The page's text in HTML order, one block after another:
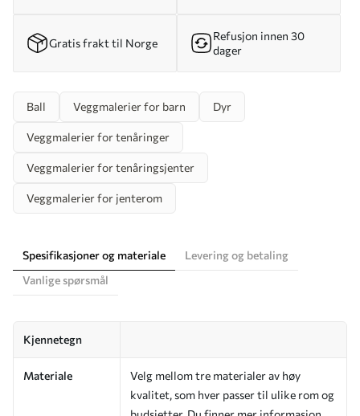
Gratis frakt til Norge
Refusjon innen 30
dager
Ball Veggmalerier for barn Dyr
Veggmalerier for tenåringer
Veggmalerier for tenåringsjenter
Veggmalerier for jenterom
Spesifikasjoner og materiale
Levering og betaling
Vanlige spørsmål
Kjennetegn
Materiale
Velg mellom tre materialer av høy
kvalitet, som hver passer til ulike rom og